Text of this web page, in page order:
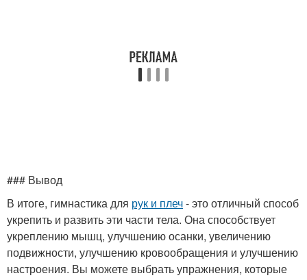
### Вывод
В итоге, гимнастика для рук и плеч- это отличный способ
укрепить и развить эти части тела. Она способствует
укреплению мышц, улучшению осанки, увеличению
подвижности, улучшению кровообращения и улучшению
настроения. Вы можете выбрать упражнения, которые